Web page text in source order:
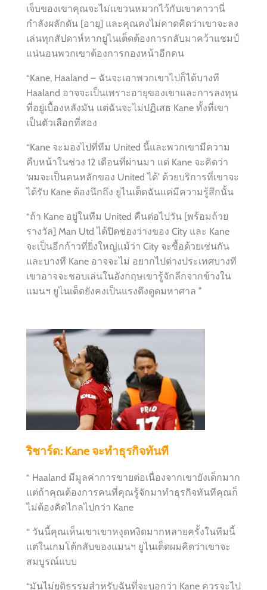
เจ็บของเขาคุณจะไม่แขวนหมวกไว้กับเขาคาวานี่
กำลังผลักดัน [อายุ] และคุณคงไม่คาดคิดว่าเขาจะลง
เล่นทุกสัปดาห์หากยูไนเต็ดต้องการกลับมาคว้าแชมป์
แน่นอนพวกเขาต้องการกองหน้าอีกคน
“Kane, Haaland – ฉันจะเอาพวกเขาไปก็ได้บางที
Haaland อาจจะเป็นเพราะอายุของเขาและการลงทุน
ที่อยู่เบื้องหลังมัน แต่ฉันจะไม่ปฏิเสธ Kane ทั้งที่เขา
เป็นตัวเลือกที่สอง
“Kane จะมองไปที่ทีม United นี้และพวกเขามีความ
คืบหน้าในช่วง 12 เดือนที่ผ่านมา แต่ Kane จะคิดว่า
‘ผมจะเป็นคนหลักของ United ได้’ ด้วยบริการที่เขาจะ
ได้รับ Kane ต้องนึกถึง ยูไนเต็ดฉันแค่มีความรู้สึกนั้น
“ถ้า Kane อยู่ในทีม United คืนต่อไปวัน [พร้อมถ้วย
รางวัล] Man Utd ได้ปิดช่องว่างของ City และ Kane
จะเป็นอีกก้าวที่ยิ่งใหญ่แม้ว่า City จะซื้อด้วยเช่นกัน
และบางที Kane อาจจะไม่ อยากไปต่างประเทศบางที
เขาอาจจะชอบเล่นในอังกฤษเขารู้จักลีกจากข้างใน
แมนฯ ยูไนเต็ดยังคงเป็นแรงดึงดูดมหาศาล ”
ริชาร์ด: Kane จะทำธุรกิจทันที
“ Haaland มีมูลค่าการขายต่อเนื่องจากเขายังเด็กมาก
แต่ถ้าคุณต้องการคนที่คุณรู้จักมาทำธุรกิจทันทีคุณก็
ไม่ต้องคิดไกลไปกว่า Kane
“ วันนี้คุณเห็นเขาเขาหงุดหงิดมากหลายครั้งในทีมนี้
แต่ในเกมโต้กลับของแมนฯ ยูไนเต็ดผมคิดว่าเขาจะ
สมบูรณ์แบบ
“มันไม่ยุติธรรมสำหรับฉันที่จะบอกว่า Kane ควรจะไป